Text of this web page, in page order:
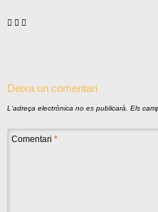
Deixa un comentari
L'adreça electrònica no es publicarà. Els
Comentari *